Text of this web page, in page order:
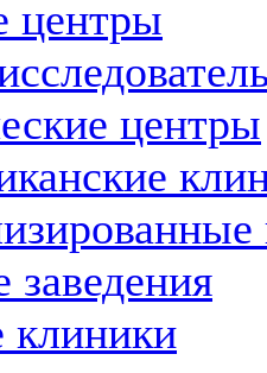
центры
центры
клиники